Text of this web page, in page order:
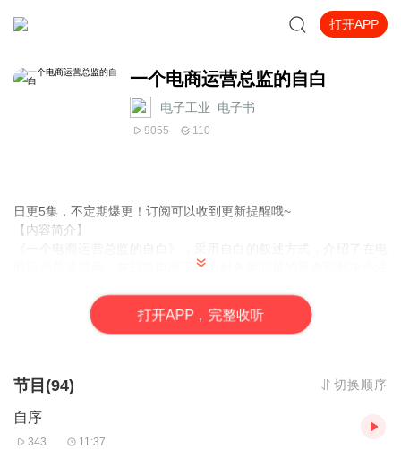
打开APP
一个电商运营总监的自白
电子工业_电子书
9055 110
日更5集，不定期爆更！订阅可以收到更新提醒哦~
【内容简介】
商运营总监层面，在日常电商工作中对各类问题的思考和解决办法
分享，总结了电商运营的“四虚六实”，这10个点也适用于创业者，分
别为电商四大虚和电商六大实：
作者：金牛城
【主播介绍】
我是电子工业出版社小说的AI主播，更新稳定，为您播讲优质小说~
打开APP，完整收听
节目(94) 切换顺序
自序
343 11:37